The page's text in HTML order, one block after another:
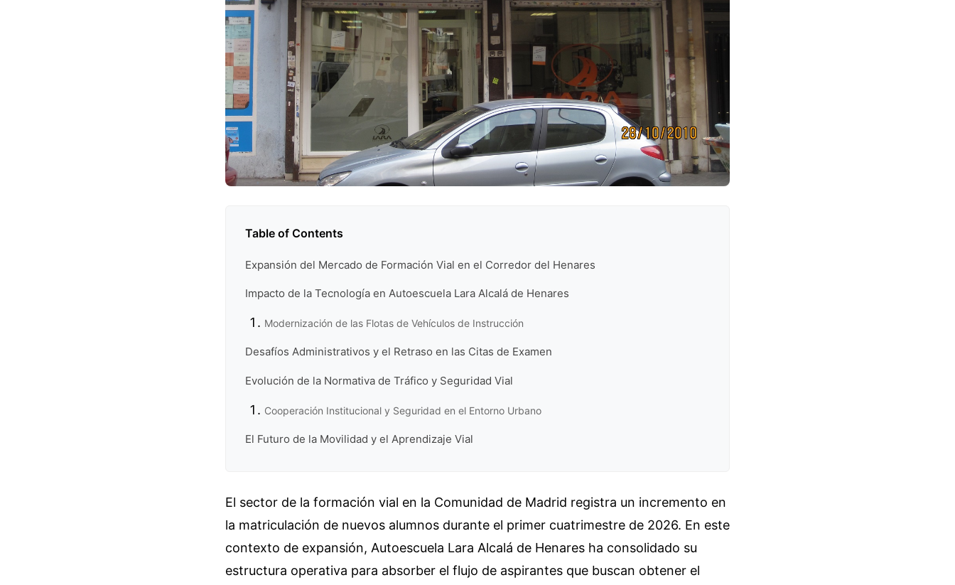
Table of Contents
Expansión del Mercado de Formación Vial en el Corredor del Henares
Impacto de la Tecnología en Autoescuela Lara Alcalá de Henares
Modernización de las Flotas de Vehículos de Instrucción
Desafíos Administrativos y el Retraso en las Citas de Examen
Evolución de la Normativa de Tráfico y Seguridad Vial
Cooperación Institucional y Seguridad en el Entorno Urbano
El Futuro de la Movilidad y el Aprendizaje Vial
El sector de la formación vial en la Comunidad de Madrid registra un incremento en
la matriculación de nuevos alumnos durante el primer cuatrimestre de 2026. En este
contexto de expansión, Autoescuela Lara Alcalá de Henares ha consolidado su
estructura operativa para absorber el flujo de aspirantes que buscan obtener el